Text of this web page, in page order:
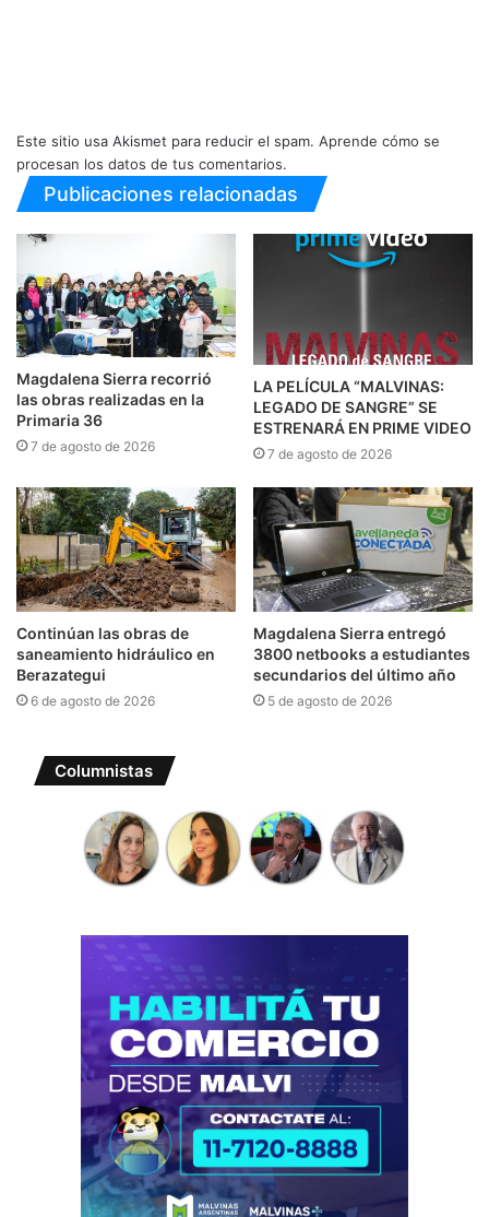
Este sitio usa Akismet para reducir el spam. Aprende cómo se
procesan los datos de tus comentarios.
Publicaciones relacionadas
Magdalena Sierra recorrió
las obras realizadas en la
Primaria 36
7 de agosto de 2026
LA PELÍCULA “MALVINAS:
LEGADO DE SANGRE” SE
ESTRENARÁ EN PRIME VIDEO
7 de agosto de 2026
Continúan las obras de
saneamiento hidráulico en
Berazategui
6 de agosto de 2026
Magdalena Sierra entregó
3800 netbooks a estudiantes
secundarios del último año
5 de agosto de 2026
Columnistas